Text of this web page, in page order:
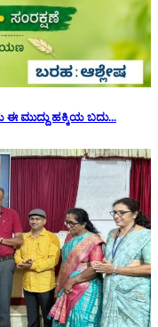
ಈ ಮುದ್ದು ಹಕ್ಕಿಯ ಬದು...